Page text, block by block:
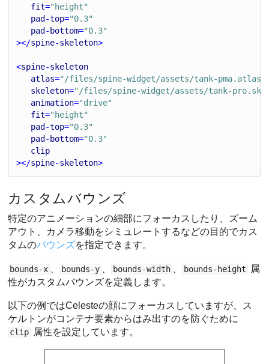
fit="height"
pad -top="0.3"
pad - bottom="0.3"
></spine-skeleton>
<spine-skeleton
atlas="/files/spine-widget/assets/tank-pma.atlas"
skeleton="/files/spine-widget/assets/tank-
animation="drive"
fit="height"
pad -top="0.3"
pad - bottom="0.3"
clip
></spine-skeleton>
カスタムバウンズ
特定のアニメーションの細部にフォーカスしたり、ズーム
アウト、カメラ移動をシミュレートするなどの目的でカス
タムのバウンズを指定できます。
bounds-x bounds-y bounds-width bounds-height
属
性がカスタムバウンズを定義します。
以下の例ではCelesteの顔にフォーカスしていますが、ス
ケルトンがコンテナ要素からはみ出すのを防ぐために
clip 属性を設定しています。